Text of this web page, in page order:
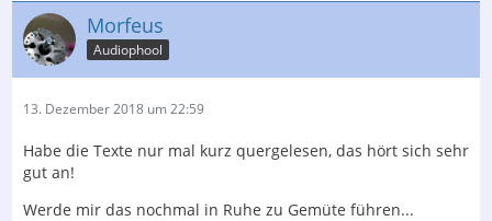
Morfeus
Audiophool
13. Dezember 2018 um 22:59
Habe die Texte nur mal kurz quergelesen, das hört sich sehr
gut an!
Werde mir das nochmal in Ruhe zu Gemüte führen...